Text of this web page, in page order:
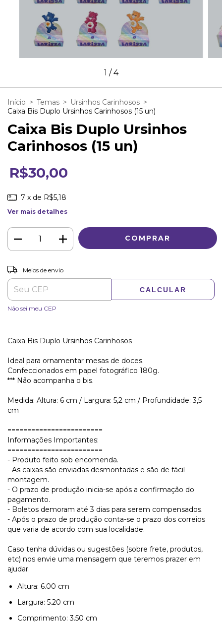
1 /4
Início > Temas > Ursinhos Carinhosos >
Caixa Bis Duplo Ursinhos Carinhosos (15 un)
Caixa Bis Duplo Ursinhos
Carinhosos (15 un)
R$30,00
7 x de R$5,18
Ver mais detalhes
Entregas para o CEP:
Meios de envio
CALCULAR
Não sei meu CEP
Caixa Bis Duplo Ursinhos Carinhosos
Ideal para ornamentar mesas de doces.
Confeccionados em papel fotográfico 180g.
*** Não acompanha o bis.
Medida: Altura: 6 cm / Largura: 5,2 cm / Profundidade: 3,5
cm
========================
Informações Importantes:
========================
- Produto feito sob encomenda.
- As caixas são enviadas desmontadas e são de fácil
montagem.
- O prazo de produção inicia-se após a confirmação do
pagamento.
- Boletos demoram até 3 dias para serem compensados.
- Após o prazo de produção conta-se o prazo dos correios
que varia de acordo com sua localidade.
Caso tenha dúvidas ou sugestões (sobre frete, produtos,
etc) nos envie uma mensagem que teremos prazer em
ajudar.
Altura: 6.00 cm
Largura: 5.20 cm
Comprimento: 3.50 cm